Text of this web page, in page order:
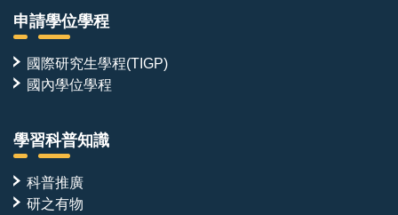
申請學位學程
國際研究生學程(TIGP)
國內學位學程
學習科普知識
科普推廣
研之有物